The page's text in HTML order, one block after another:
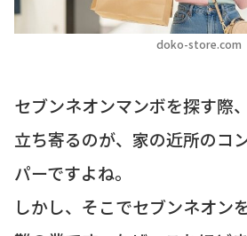
doko-store.com
セブンネオンマンボを探す際
立ち寄るのが、家の近所のコ
パーですよね。
しかし、そこでセブンネオン